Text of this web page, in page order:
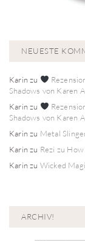
NEUESTE
Karinzu
Shadows von Karen
Karinzu
Shadows von Karen
Karinzu Metal
Karinzu Rezi zu
Karinzu Wicked
ARCHIV!